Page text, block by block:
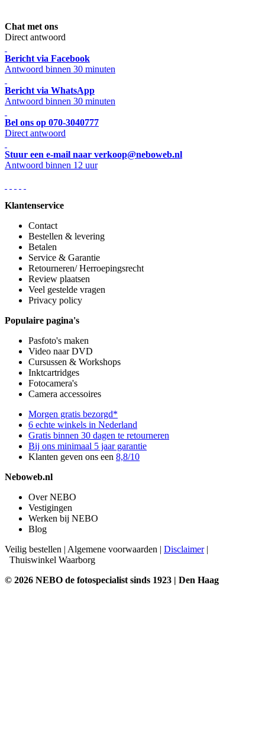
Chat met ons
Direct antwoord
Bericht via Facebook
Antwoord binnen 30 minuten
Bericht via WhatsApp
Antwoord binnen 30 minuten
Bel ons op 070-3040777
Direct antwoord
Stuur een e-mail naar verkoop@neboweb.nl
Antwoord binnen 12 uur
Klantenservice
Contact
Bestellen & levering
Betalen
Service & Garantie
Retourneren/ Herroepingsrecht
Review plaatsen
Veel gestelde vragen
Privacy policy
Populaire pagina's
Pasfoto's maken
Video naar DVD
Cursussen & Workshops
Inktcartridges
Fotocamera's
Camera accessoires
Morgen gratis bezorgd*
6 echte winkels in Nederland
Gratis binnen 30 dagen te retourneren
Bij ons minimaal 5 jaar garantie
Klanten geven ons een 8,8/10
Neboweb.nl
Over NEBO
Vestigingen
Werken bij NEBO
Blog
Veilig bestellen | Algemene voorwaarden | Disclaimer|
Thuiswinkel Waarborg
© 2026 NEBO de fotospecialist sinds 1923 | Den Haag